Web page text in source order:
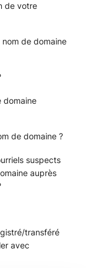
de votre
de domaine
domaine
de domaine ?
suspects
auprès
transféré
avec